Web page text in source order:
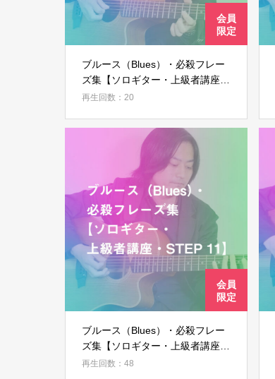
ブルース（Blues）・必殺フレー
ズ集【ソロギター・上級者講座・
STEP 08】
再生回数：20
ブルース（Blues）・必殺フレー
ズ集【ソロギター・上級者講座・
STEP 11】
再生回数：48